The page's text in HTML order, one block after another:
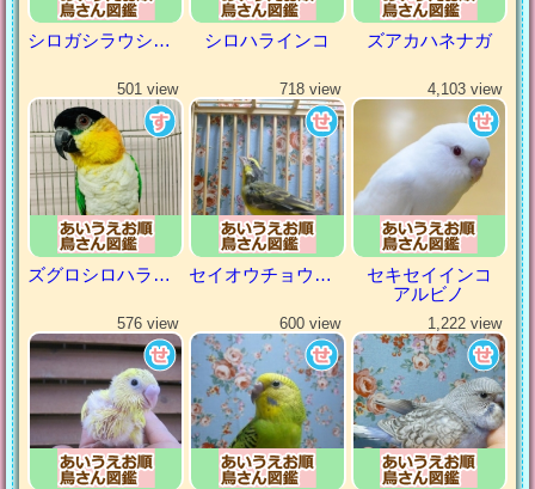
シロガシラウシハタオリ シロハラインコ ズアカハネナガ
501 view
ズグロシロハラインコ
718 view
セイオウチョウ（青黄鳥）
4,103 view
セキセイインコ
アルビノ
576 view 600 view 1,222 view